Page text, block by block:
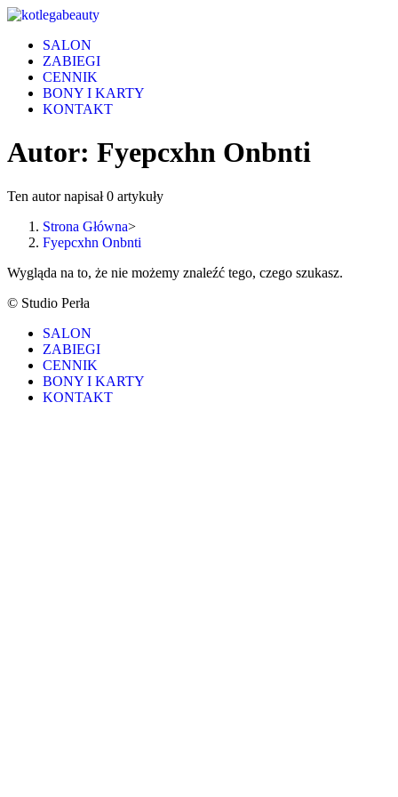
Skip
contentSALON
ZABIEGI
CENNIK
BONY I KARTY
KONTAKT
Autor: Fyepcxhn Onbnti
Ten autor napisał 0 artykuły
Strona Główna>
Fyepcxhn Onbnti
Wygląda na to, że nie możemy znaleźć tego, czego szukasz.
© Studio Perła
SALON
ZABIEGI
CENNIK
BONY I KARTY
KONTAKT